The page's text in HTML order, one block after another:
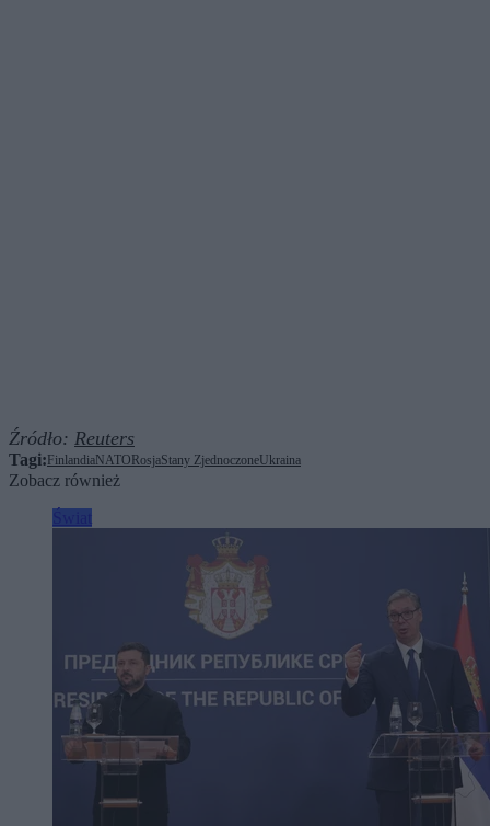
Źródło: Reuters
Tagi: FinlandiaNATO RosjaStany ZjednoczoneUkraina
Zobacz również